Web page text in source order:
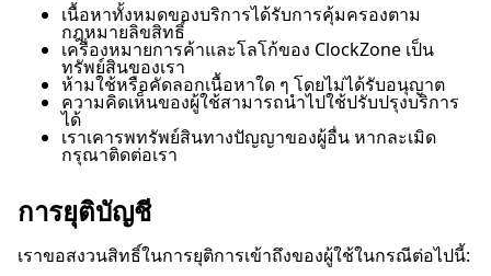
เนื้อหาทั้งหมดของบริการได้รับการคุ้มครองตาม
กฎหมายลิขสิทธิ์
เครื่องหมายการค้าและโลโก้ของ ClockZone เป็น
ทรัพย์สินของเรา
ห้ามใช้หรือคัดลอกเนื้อหาใด ๆ โดยไม่ได้รับอนุญาต
ความคิดเห็นของผู้ใช้สามารถนำไปใช้ปรับปรุงบริการ
ได้
เราเคารพทรัพย์สินทางปัญญาของผู้อื่น หากละเมิด
กรุณาติดต่อเรา
การยุติบัญชี
เราขอสงวนสิทธิ์ในการยุติการเข้าถึงของผู้ใช้ในกรณีต่อไปนี้: